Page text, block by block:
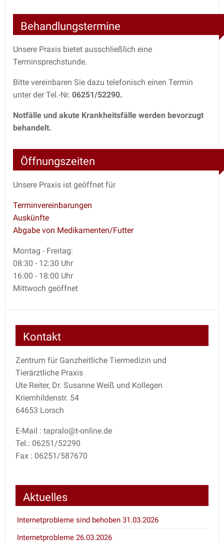
Behandlungstermine
Unsere Praxis bietet ausschließlich eine
Terminsprechstunde.
Bitte vereinbaren Sie dazu telefonisch einen Termin
unter der Tel.-Nr. 06251/52290.
Notfälle und akute Krankheitsfälle werden bevorzugt
behandelt.
Öffnungszeiten
Unsere Praxis ist geöffnet für
Terminvereinbarungen
Auskünfte
Abgabe von Medikamenten/Futter
Montag - Freitag:
08:30 - 12:30 Uhr
16:00 - 18:00 Uhr
Mittwoch geöffnet
Kontakt
Zentrum für Ganzheitliche Tiermedizin und
Tierärztliche Praxis
Ute Reiter, Dr. Susanne Weiß und Kollegen
Kriemhildenstr. 54
64653 Lorsch
E-Mail : tapralo@t-online.de
Tel.: 06251/52290
Fax : 06251/587670
Aktuelles
Internetprobleme sind behoben 31.03.2026
Internetprobleme 26.03.2026